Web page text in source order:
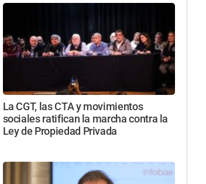
La CGT, las CTA y movimientos
sociales ratifican la marcha contra la
Ley de Propiedad Privada